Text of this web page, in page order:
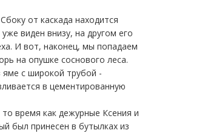
от каскада находится
виден внизу, на другом его
И вот, наконец, мы попадаем
на опушке соснового леса.
яме с широкой трубой -
в цементированную
время как дежурные Ксения и
был принесен в бутылках из